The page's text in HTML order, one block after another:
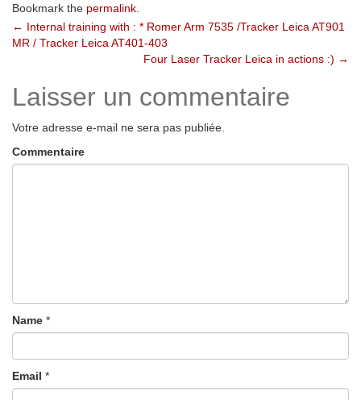
Bookmark the permalink
Post
navigation
← Internal training with : * Romer Arm 7535 /Tracker Leica AT901
MR / Tracker Leica AT401-403
Four Laser Tracker Leica in actions :) →
Laisser un commentaire
Votre adresse e-mail ne sera pas publiée.
Commentaire
Name *
Email *